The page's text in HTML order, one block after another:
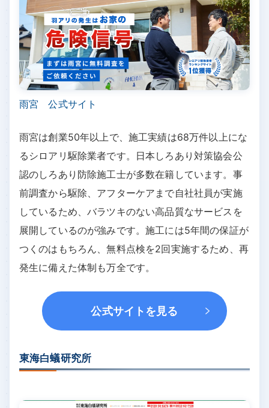
雨宮 公式サイト
雨宮は創業50年以上で、施工実績は68万件以上にな
るシロアリ駆除業者です。日本しろあり対策協会公
認のしろあり防除施工士が多数在籍しています。事
前調査から駆除、アフターケアまで自社社員が実施
しているため、バラツキのない高品質なサービスを
展開しているのが強みです。施工には5年間の保証が
つくのはもちろん、無料点検を2回実施するため、再
発生に備えた体制も万全です。
公式サイトを見る
東海白蟻研究所